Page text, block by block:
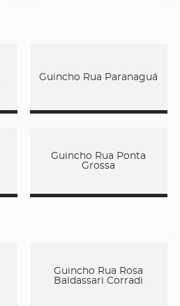
Guincho Rua Paranaguá
Guincho Rua Ponta
Grossa
Guincho Rua Rosa
Baldassari Corradi